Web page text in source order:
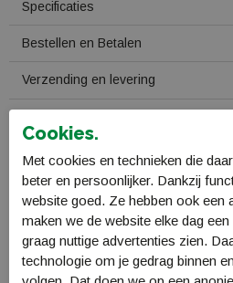
Specificaties
Bestellen en Betalen
Verzending en levering
Gerelateerde
Cookies.
Met cookies en technieken die
beter en persoonlijker. Dankzij
website goed. Ze hebben ook een
maken we de website elke dag
graag nuttige advertenties zien.
technologie om je gedrag binnen